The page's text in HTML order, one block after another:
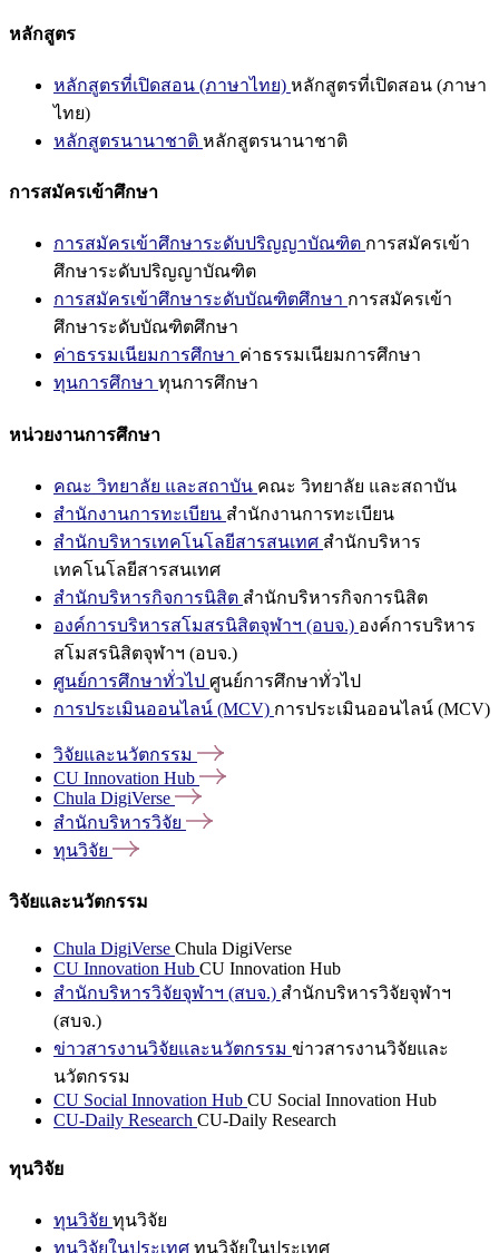
หลักสูตร
หลักสูตรที่เปิดสอน (ภาษาไทย) หลักสูตรที่เปิดสอน (ภาษา
ไทย)
หลักสูตรนานาชาติ หลักสูตรนานาชาติ
การสมัครเข้าศึกษา
การสมัครเข้าศึกษาระดับปริญญาบัณฑิต การสมัครเข้า
ศึกษาระดับปริญญาบัณฑิต
การสมัครเข้าศึกษาระดับบัณฑิตศึกษา การสมัครเข้า
ศึกษาระดับบัณฑิตศึกษา
ค่าธรรมเนียมการศึกษา ค่าธรรมเนียมการศึกษา
ทุนการศึกษา ทุนการศึกษา
หน่วยงานการศึกษา
คณะ วิทยาลัย และสถาบัน คณะ วิทยาลัย และสถาบัน
สำนักงานการทะเบียน สำนักงานการทะเบียน
สำนักบริหารเทคโนโลยีสารสนเทศ สำนักบริหาร
เทคโนโลยีสารสนเทศ
สำนักบริหารกิจการนิสิต สำนักบริหารกิจการนิสิต
องค์การบริหารสโมสรนิสิตจุฬาฯ (อบจ.) องค์การบริหาร
สโมสรนิสิตจุฬาฯ (อบจ.)
ศูนย์การศึกษาทั่วไป ศูนย์การศึกษาทั่วไป
การประเมินออนไลน์ (MCV) การประเมินออนไลน์ (MCV)
วิจัยและนวัตกรรม
CU Innovation Hub
Chula DigiVerse
สำนักบริหารวิจัย
ทุนวิจัย
วิจัยและนวัตกรรม
Chula DigiVerse Chula DigiVerse
CU Innovation Hub CU Innovation Hub
สำนักบริหารวิจัยจุฬาฯ (สบจ.) สำนักบริหารวิจัยจุฬาฯ
(สบจ.)
ข่าวสารงานวิจัยและนวัตกรรม ข่าวสารงานวิจัยและ
นวัตกรรม
CU Social Innovation Hub CU Social Innovation Hub
CU-Daily Research CU-Daily Research
ทุนวิจัย
ทุนวิจัย ทุนวิจัย
ทุนวิจัยในประเทศ ทุนวิจัยในประเทศ